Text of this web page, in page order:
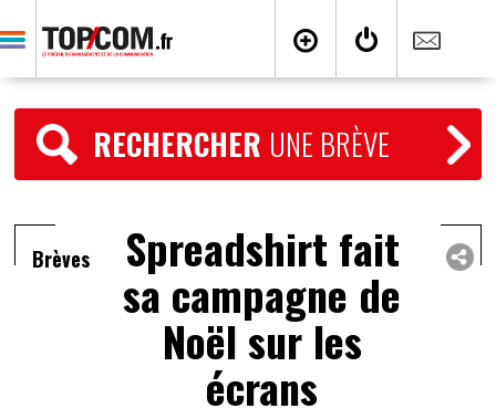
RECHERCHER UNE BRÈVE
Brèves Spreadshirt fait
sa campagne de
Noël sur les
écrans